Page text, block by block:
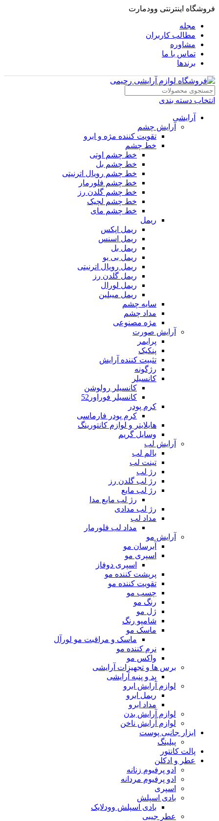
فروشگاه اینترنتی وودمارت
مجله
مطالب کاربران
مشاوره
تماس با ما
برندها
انتخاب دسته بندی
آرایشی
آرایش چشم
تقویت کننده مژه و ابرو
خط چشم
خط چشم اوتی
خط چشم بل
خط چشم رویال اترنیتی
خط چشم فلورمار
خط چشم گلدن رز
خط چشم لچیک
خط چشم مای
ریمل
ریمل اپکس
ریمل اسنس
ریمل بل
ریمل بی یو
ریمل رویال اترنیتی
ریمل گلدن رز
ریمل لورال
ریمل میبلین
سایه چشم
مداد چشم
مژه مصنوعی
آرایش صورت
پرایمر
پنکیک
تثبیت کننده آرایش
رژگونه
کانسیلر
کانسیلر رولوشن
کانسیلر فوراور52
کرم پودر
کرم پودر فارماسی
هایلایتر و لوازم کانتورینگ
وسایل گریم
آرایش لب
بالم لب
تینت لب
رژ لب
رژ لب گلدن رز
رژ لب مایع
رژ لب مایع مدا
رژ لب مدادی
مداد لب
مداد لب فلورمار
آرایش مو
آبرسان مو
اسپری مو
اسپری دوفاز
پرپشت کننده مو
تقویت کننده مو
چسب مو
رنگ مو
ژل مو
شامپو رنگ
ماسک مو
ماسک و مراقبت مو لورآل
نرم کننده مو
واکس مو
برس ها و تجهیزات آرایشی
پد و پنبه آرایشی
لوازم آرایش ابرو
ریمل ابرو
مداد ابرو
لوازم آرایش بدن
لوازم آرایش ناخن
ابزار جانبی پوست
پیلینگ
پالت کانتور
عطر و ادکلن
ادو پرفیوم زنانه
ادو پرفیوم مردانه
اسپری
بادی اسپلش
بادی اسپلش وودلایک
عطر جیبی